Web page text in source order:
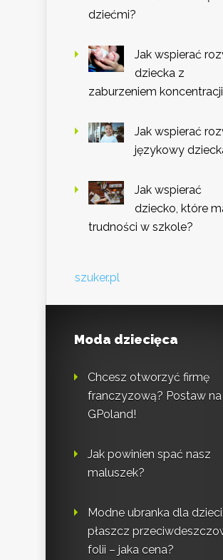
dziećmi?
Jak wspierać
dziecka z
zaburzeniem
Jak wspierać
językowy
Jak wspierać
dziecko, które
trudności w szkole?
szuker.pl
Moda dziecięca
Chcesz otworzyć firmę
franczyzową? Postaw na
GPoland!
Jak powinien spać nasz
maluszek?
Modne ubranka dla dzieci:
płaszcz
folii – jaka cena?